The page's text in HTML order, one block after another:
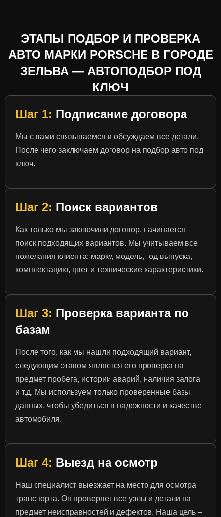
ЭТАПЫ ПОДБОР И ПРОВЕРКА
АВТО МАРКИ PORSCHE В ГОРОДЕ
ЗЕЛЬВА — АВТОПОДБОР ПОД
КЛЮЧ
Шаг 1: Подписание договора
Мы с вами связываемся и обсуждаем все детали.
После чего заключаем договор на подбор авто под
ключ.
Шаг 2: Поиск вариантов
Как только мы заключили договор, начинается
поиск подходящих вариантов. Мы учитываем все
пожелания клиента: марку, модель, год выпуска,
комплектацию, цвет и технические характеристики.
Шаг 3: Проверка варианта по
базам
После того, как мы нашли подходящий вариант,
следующим этапом является его проверка на
предмет пробега, истории аварий, наличия залога
и т.д. Мы используем только проверенные базы
данных, чтобы убедиться в надежности и качестве
автомобиля.
Шаг 4: Выезд на осмотр
Наш специалист выезжает на место для осмотра
транспорта. Он проверяет все узлы и детали на
предмет неисправностей и дефектов. Наша цель –